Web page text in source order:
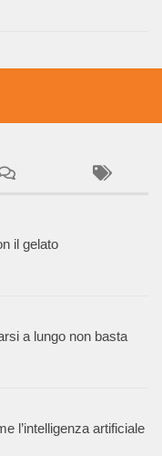
il gelato
a lungo non basta
l’intelligenza artificiale